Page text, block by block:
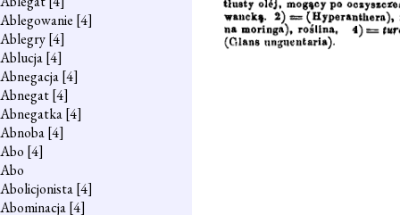
Ablegowanie [4]
Ablegry[4]
Ablucja[4]
Abnegacja[4]
Abnegat[4]
Abnegatka[4]
Abnoba[4]
Abo [4]
Abo
Abolicjonista[4]
Abominacja[4]